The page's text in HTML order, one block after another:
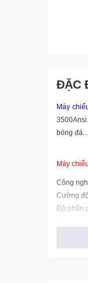
ĐẶC
Máy
bóng
Máy
Công
Cường
Độ phân
Độ